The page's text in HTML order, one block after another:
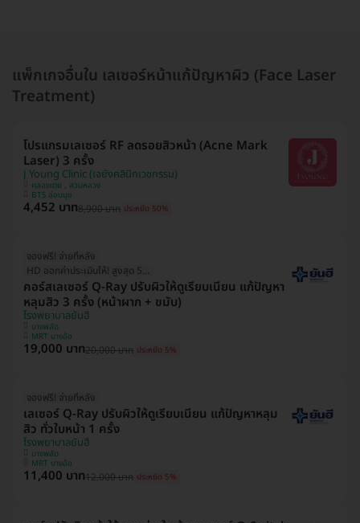
แพ็กเกจอื่นใน เลเซอร์หน้าแก้ปัญหาผิว (Face Laser
Treatment)
โปรแกรมเลเซอร์ RF ลดรอยสิวหน้า (Acne Mark
Laser) 3 ครั้ง
J Young Clinic (เจยังคลินิกเวชกรรม)
คลองเตย , สวนหลวง
BTS อ่อนนุช
4,452 บาท8,900 บาท ประหยัด 50%
จองฟรี! จ่ายทีหลัง
HD ออกค่าประเมินให้! สูงสุด 500 บ.
คอร์สเลเซอร์ Q-Ray ปรับผิวให้ดูเรียบเนียน แก้ปัญหา
หลุมสิว 3 ครั้ง (หน้าผาก + ขมับ)
โรงพยาบาลยันฮี
บางพลัด
MRT บางอ้อ
19,000 บาท20,000 บาท ประหยัด 5%
จองฟรี! จ่ายทีหลัง
เลเซอร์ Q-Ray ปรับผิวให้ดูเรียบเนียน แก้ปัญหาหลุม
สิว ทั่วใบหน้า 1 ครั้ง
โรงพยาบาลยันฮี
บางพลัด
MRT บางอ้อ
11,400 บาท12,000 บาท ประหยัด 5%